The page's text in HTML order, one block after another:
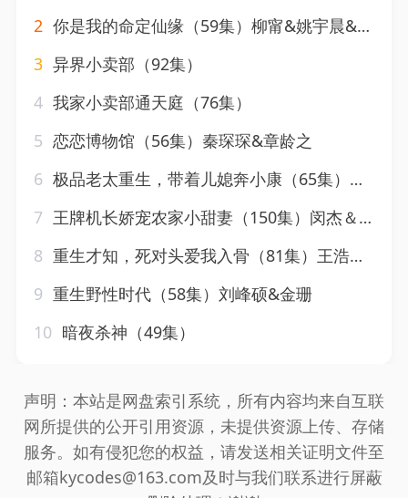
2 你是我的命定仙缘（59集）柳甯&姚宇晨&陈墁柯
3 异界小卖部（92集）
4 我家小卖部通天庭（76集）
5 恋恋博物馆（56集）秦琛琛&章龄之
6 极品老太重生，带着儿媳奔小康（65集）刘月涛&白晶晶
7 王牌机长娇宠农家小甜妻（150集）闵杰＆崔晓萱
8 重生才知，死对头爱我入骨（81集）王浩翔＆马乐婕
9 重生野性时代（58集）刘峰硕&金珊
10 暗夜杀神（49集）
声明：本站是网盘索引系统，所有内容均来自互联
网所提供的公开引用资源，未提供资源上传、存储
服务。如有侵犯您的权益，请发送相关证明文件至
邮箱kycodes@163.com及时与我们联系进行屏蔽